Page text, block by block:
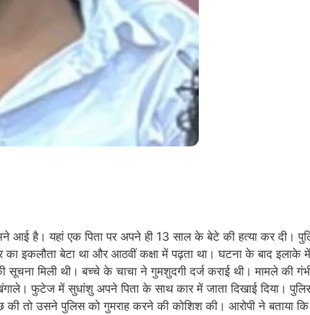
आई है। यहां एक पिता पर अपने ही 13 साल के बेटे की हत्या कर दी।
इकलौता बेटा था और आठवीं कक्षा में पढ़ता था। घटना के बाद
की सूचना मिली थी। बच्चे के चाचा ने गुमशुदगी दर्ज कराई थी। मामले
फुटेज में सुधांशु अपने पिता के साथ कार में जाता दिखाई दिया।
तो उसने पुलिस को गुमराह करने की कोशिश की। आरोपी ने बताया